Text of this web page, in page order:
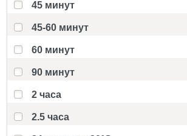
45 минут
45-60 минут
60 минут
90 минут
2 часа
2.5 часа